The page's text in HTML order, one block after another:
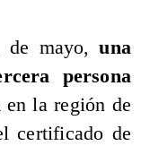
de mayo,una
persona
en la región de
certificado de